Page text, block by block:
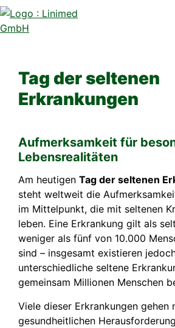
Skip
to
content
Tag der seltenen
Erkrankungen
Aufmerksamkeit für
Lebensrealitäten
Am heutigen Tag der seltenen
steht weltweit die
im Mittelpunkt, die mit seltenen
leben. Eine Erkrankung gilt als
weniger als fünf von 10.000
sind – insgesamt existieren
unterschiedliche seltene
gemeinsam Millionen Menschen
Viele dieser Erkrankungen gehen
gesundheitlichen